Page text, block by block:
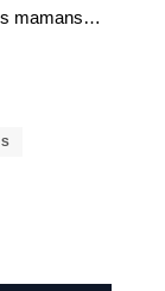
mamans…